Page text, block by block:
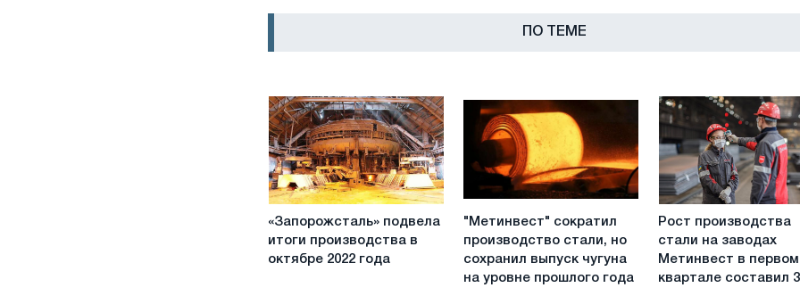
ПО ТЕМЕ
«Запорожсталь»
подвела
итоги
производства
«Запорожсталь» подвела
итоги производства в
октябре 2022 года
"Метинвест"
производство
стали,
"Метинвест" сократил
производство стали, но
сохранил выпуск чугуна
на уровне прошлого года
Рост
производства
стали
заводах
Рост производства
стали на заводах
Метинвест в первом
квартале составил